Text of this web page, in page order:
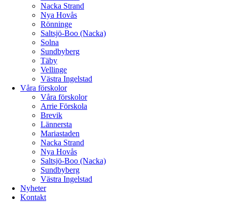
Nacka Strand
Nya Hovås
Rönninge
Saltsjö-Boo (Nacka)
Solna
Sundbyberg
Täby
Vellinge
Västra Ingelstad
Våra förskolor
Våra förskolor
Arrie Förskola
Brevik
Lännersta
Mariastaden
Nacka Strand
Nya Hovås
Saltsjö-Boo (Nacka)
Sundbyberg
Västra Ingelstad
Nyheter
Kontakt